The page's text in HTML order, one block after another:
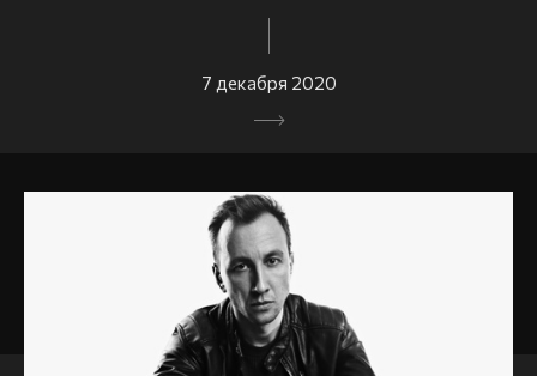
7 декабря 2020